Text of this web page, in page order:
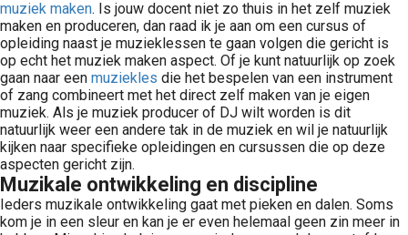
muziek maken. Is jouw docent niet zo thuis in het zelf muziek
maken en produceren, dan raad ik je aan om een cursus of
opleiding naast je muzieklessen te gaan volgen die gericht is
op echt het muziek maken aspect. Of je kunt natuurlijk op zoek
gaan naar een muziekles die het bespelen van een instrument
of zang combineert met het direct zelf maken van je eigen
muziek. Als je muziek producer of DJ wilt worden is dit
natuurlijk weer een andere tak in de muziek en wil je natuurlijk
kijken naar specifieke opleidingen en cursussen die op deze
aspecten gericht zijn.
Muzikale ontwikkeling en discipline
Ieders muzikale ontwikkeling gaat met pieken en dalen. Soms
kom je in een sleur en kan je er even helemaal geen zin meer in